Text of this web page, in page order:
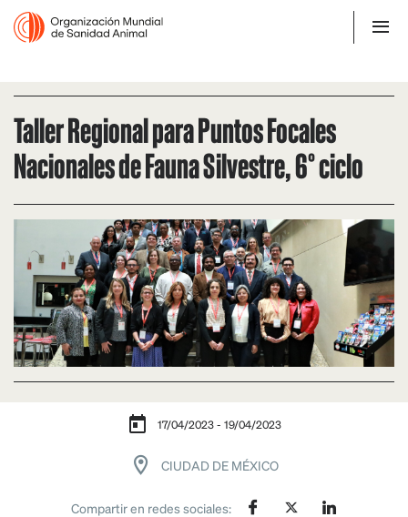
Taller Regional para Puntos Focales
Nacionales de Fauna Silvestre, 6° ciclo
17/04/2023 - 19/04/2023
CIUDAD DE MÉXICO
Compartir en redes sociales: